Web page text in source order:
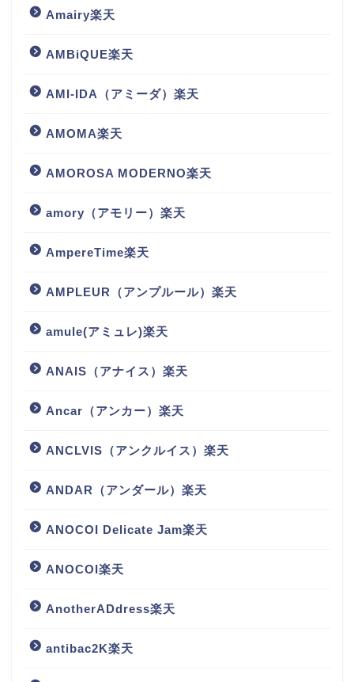
Amairy楽天
AMBiQUE楽天
AMI-IDA（アミーダ）楽天
AMOMA楽天
AMOROSA MODERNO楽天
amory（アモリー）楽天
AmpereTime楽天
AMPLEUR（アンプルール）楽天
amule(アミュレ)楽天
ANAIS（アナイス）楽天
Ancar（アンカー）楽天
ANCLVIS（アンクルイス）楽天
ANDAR（アンダール）楽天
ANOCOI Delicate Jam楽天
ANOCOI楽天
AnotherADdress楽天
antibac2K楽天